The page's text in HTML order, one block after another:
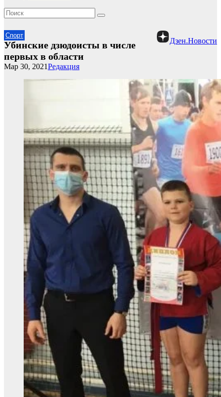
Спорт
Дзен.Новости
Убинские дзюдоисты в числе
первых в области
Редакция
Мар 30, 2021